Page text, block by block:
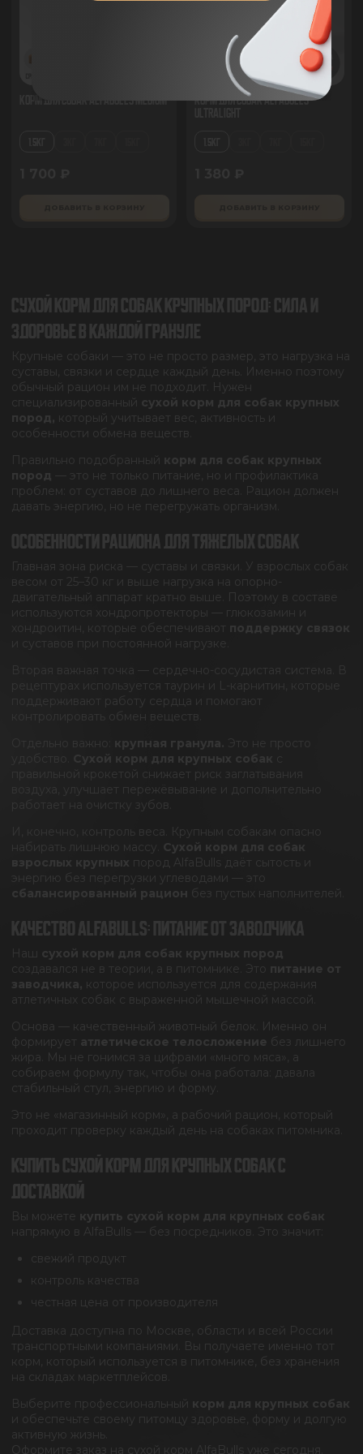
Корм для собак AlfaBulls Medium
Корм для собак AlfaBulls
СУХОЙ КОРМ ДЛЯ СОБАК КРУПНЫХ ПОРОД: СИЛА И
ЗДОРОВЬЕ В КАЖДОЙ ГРАНУЛЕ
Крупные собаки — это не просто размер, это нагрузка на
суставы, связки и сердце каждый день. Именно поэтому
обычный рацион им не подходит. Нужен
специализированный
сухой корм для собак крупных
пород, который учитывает вес, активность и
особенности обмена веществ.
Правильно подобранный корм для собак крупных
пород — это не только питание, но и профилактика
проблем: от суставов до лишнего веса. Рацион должен
давать энергию, но не перегружать организм.
ОСОБЕННОСТИ РАЦИОНА ДЛЯ ТЯЖЕЛЫХ СОБАК
Главная зона риска — суставы и связки. У взрослых собак
весом от 25–30 кг и выше нагрузка на опорно-
двигательный аппарат кратно выше. Поэтому в составе
используются хондропротекторы — глюкозамин и
хондроитин, которые обеспечивают поддержку связок
и суставов при постоянной нагрузке.
Вторая важная точка — сердечно-сосудистая система. В
рецептурах используется таурин и L-карнитин, которые
поддерживают работу сердца и помогают
контролировать обмен веществ.
крупная гранула.
Сухой корм для крупных собак
правильной крокетой снижает риск заглатывания
воздуха, улучшает пережёвывание и дополнительно
работает на очистку зубов.
И, конечно, контроль веса. Крупным собакам опасно
набирать лишнюю массу.
Сухой корм для собак
взрослых крупных пород AlfaBulls даёт сытость и
энергию без перегрузки углеводами — это
сбалансированный рацион без пустых наполнителей.
КАЧЕСТВО ALFABULLS: ПИТАНИЕ ОТ ЗАВОДЧИКА
Наш сухой корм для собак крупных пород
создавался не в теории, а в питомнике. Это питание от
заводчика, которое используется для содержания
атлетичных собак с выраженной мышечной массой.
Основа — качественный животный белок. Именно он
формирует атлетическое телосложение без лишнего
жира. Мы не гонимся за цифрами «много мяса», а
собираем формулу так, чтобы она работала: давала
стабильный стул, энергию и форму.
Это не «магазинный корм», а рабочий рацион, который
проходит проверку каждый день на собаках питомника.
КУПИТЬ СУХОЙ КОРМ ДЛЯ КРУПНЫХ СОБАК С
ДОСТАВКОЙ
Вы можете купить сухой корм для крупных собак
напрямую в AlfaBulls — без посредников. Это значит:
свежий продукт
контроль качества
честная цена от производителя
Доставка доступна по Москве, области и всей России
транспортными компаниями. Вы получаете именно тот
корм, который используется в питомнике, без хранения
на складах маркетплейсов.
Выберите профессиональный корм для крупных собак
и обеспечьте своему питомцу здоровье, форму и долгую
активную жизнь.
Оформите заказ на сухой корм AlfaBulls уже сегодня.